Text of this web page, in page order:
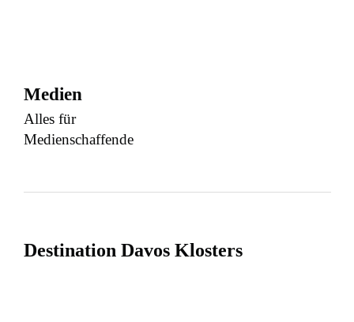
Medien
Alles für
Medienschaffende
Destination Davos Klosters